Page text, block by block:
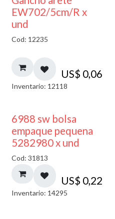
EW702/5cm/R x
und
Cod: 12235
US$ 0,06
Inventario: 12118
6988 sw bolsa
empaque pequena
5282980 x und
Cod: 31813
US$ 0,22
Inventario: 14295